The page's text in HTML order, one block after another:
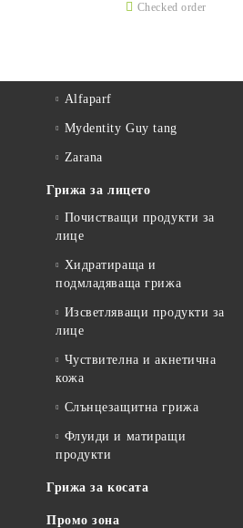
Checked order
Alfaparf
Mydentity Guy tang
Zarana
Грижа за лицето
Почистващи продукти за
лице
Хидратираща и
подмладяваща грижа
Изсветляващи продукти за
лице
Чуствителна и акнетична
кожа
Слънцезащитна грижа
Флуиди и матиращи
продукти
Грижа за косата
Промо зона